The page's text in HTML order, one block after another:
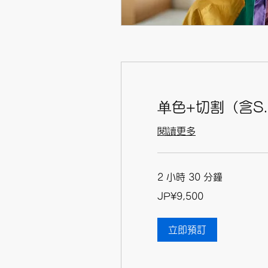
单色+切割（含
閱讀更多
2 小時 30 分鐘
日
JP¥9,500
立即預訂